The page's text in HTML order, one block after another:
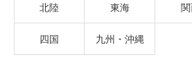
北陸 東海
四国 九州・沖縄